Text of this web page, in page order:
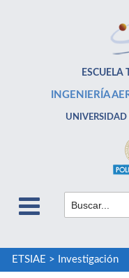
ESCUELA
INGENIERÍA
ETSIAE > Investigación